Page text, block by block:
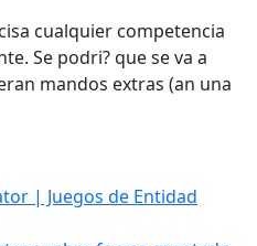
cualquier competencia
Se podri? que se va a
mandos extras (an una
| Juegos de Entidad